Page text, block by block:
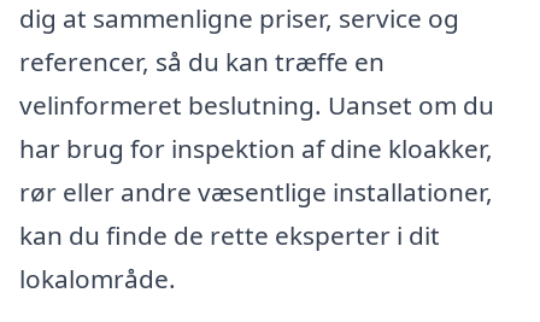
dig at sammenligne priser, service og
referencer, så du kan træffe en
velinformeret beslutning. Uanset om du
har brug for inspektion af dine kloakker,
rør eller andre væsentlige installationer,
kan du finde de rette eksperter i dit
lokalområde.